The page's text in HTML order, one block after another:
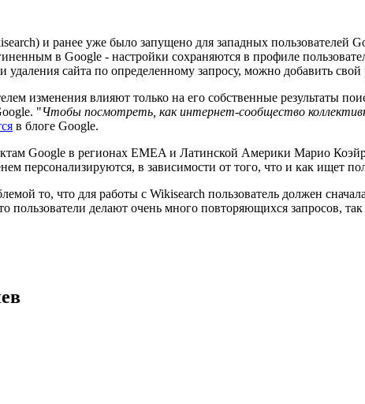
и ранее уже было запущено для западных пользователей
в Google - настройки сохраняются в профиле
сайта по определенному запросу, можно добавить
изменения влияют только на его собственные результаты
"Чтобы посмотреть, как интернет-сообщество
в блоге Google.
Google в регионах EMEA и Латинской Америки Марио
персонализируются, в зависимости от того, что и как ищет
то, что для работы с Wikisearch пользователь должен
пользователи делают очень много повторяющихся запросов,